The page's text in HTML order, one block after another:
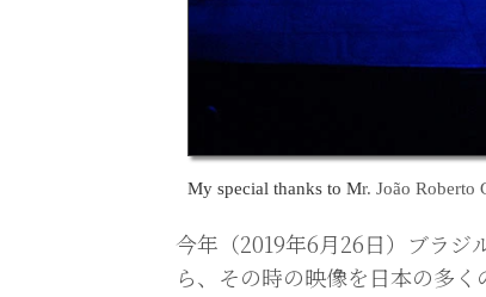
My special thanks to Mr. João Roberto
今年（2019年6月26日）ブラ
ら、その時の映像を日本の多